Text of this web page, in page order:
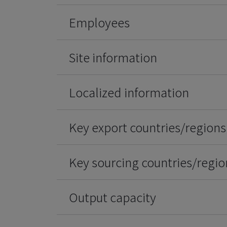
Employees
Site information
Localized information
Key export countries/regions
Key sourcing countries/
Output capacity